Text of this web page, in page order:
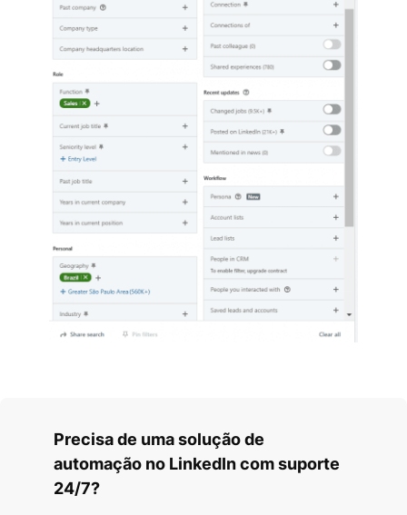
Precisa de uma solução de
automação no LinkedIn com suporte
24/7?